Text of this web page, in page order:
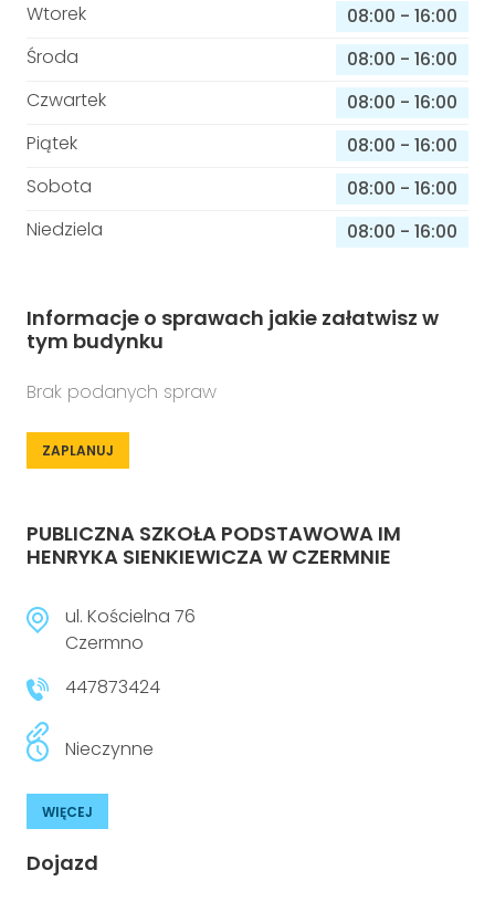
Wtorek
08:00 - 16:00
Środa
08:00 - 16:00
Czwartek
08:00 - 16:00
Piątek
08:00 - 16:00
Sobota
08:00 - 16:00
Niedziela
08:00 - 16:00
Informacje o sprawach jakie załatwisz w
tym budynku
Brak podanych spraw
ZAPLANUJ
PUBLICZNA SZKOŁA PODSTAWOWA IM
HENRYKA SIENKIEWICZA W CZERMNIE
ul. Kościelna 76
Czermno
447873424
Nieczynne
WIĘCEJ
Dojazd